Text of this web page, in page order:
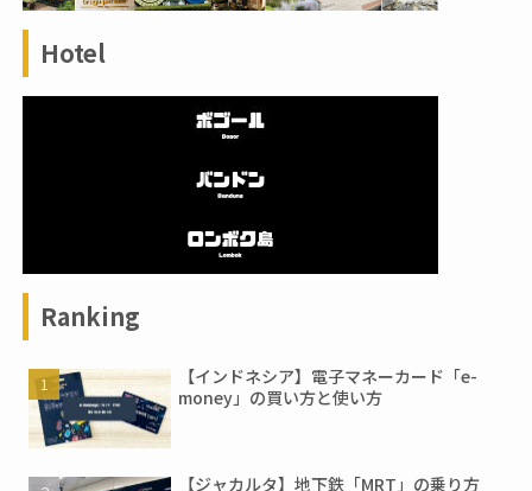
Hotel
Ranking
【インドネシア】電子マネーカード「e-
money」の買い方と使い方
【ジャカルタ】地下鉄「MRT」の乗り方